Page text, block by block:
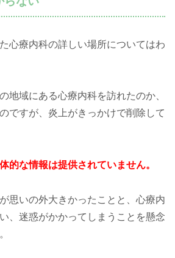
心療内科の詳しい場所についてはわ
地域にある心療内科を訪れたのか、
ですが、炎上がきっかけで削除して
的な情報は提供されていません。
思いの外大きかったことと、心療内
、迷惑がかかってしまうことを懸念